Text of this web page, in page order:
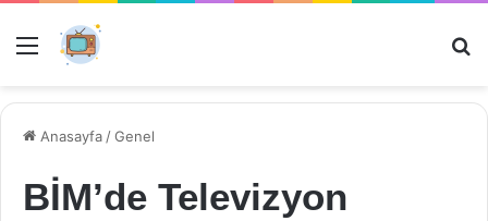
Menü
Anasayfa /Genel
BİM’de Televizyon